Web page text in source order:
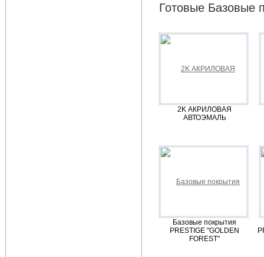
Готовые Базовые
2K АКРИЛОВАЯ
АВТОЭМАЛЬ
Базовые покрытия
PRESTIGE "GOLDEN
FOREST"